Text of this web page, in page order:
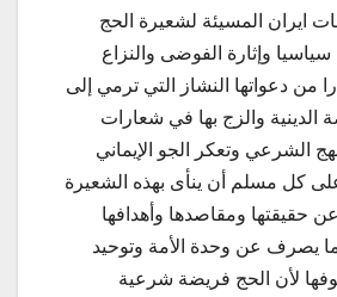
ايران المسيئة لشعيرة الحج
سياسيا وإثارة الفوضى والنزاع
من دعواتها النشاز التي ترمي إلى
والزج بها في شعارات
الشرعي وتعكر الجو الإيماني
كل مسلم أن ينأى بهذه الشعيرة
حقيقتها ومقاصدها وأهدافها
يصرف عن وحدة الأمة وتوحيد
لأن الحج فريضة شرعية